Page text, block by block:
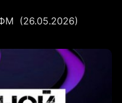
(26.05.2026)